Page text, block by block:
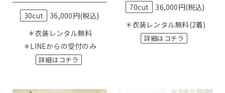
30cut
36,000円(税込)
＊衣装レンタル無料
＊LINEからの受付のみ
詳細はコチラ
70cut
36,000円(税込)
＊衣装レンタル無料(2着)
詳細はコチラ